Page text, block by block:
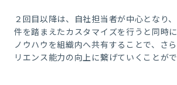
２回目以降は、自社担当者が中心となり
件を踏まえたカスタマイズを行うと同時
ノウハウを組織内へ共有することで、さ
リエンス能力の向上に繋げていくことがで